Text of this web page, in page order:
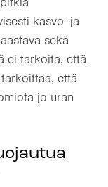
kasvo- ja
sekä
ei tarkoita, että
että
jo uran